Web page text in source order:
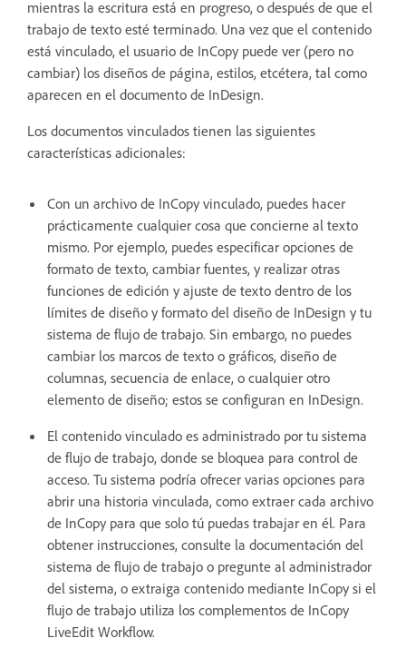
mientras la escritura está en progreso, o después de que el
trabajo de texto esté terminado. Una vez que el contenido
está vinculado, el usuario de InCopy puede ver (pero no
cambiar) los diseños de página, estilos, etcétera, tal como
aparecen en el documento de InDesign.
Los documentos vinculados tienen las siguientes
características adicionales:
Con un archivo de InCopy vinculado, puedes hacer
prácticamente cualquier cosa que concierne al texto
mismo. Por ejemplo, puedes especificar opciones de
formato de texto, cambiar fuentes, y realizar otras
funciones de edición y ajuste de texto dentro de los
límites de diseño y formato del diseño de InDesign y tu
sistema de flujo de trabajo. Sin embargo, no puedes
cambiar los marcos de texto o gráficos, diseño de
columnas, secuencia de enlace, o cualquier otro
elemento de diseño; estos se configuran en InDesign.
El contenido vinculado es administrado por tu sistema
de flujo de trabajo, donde se bloquea para control de
acceso. Tu sistema podría ofrecer varias opciones para
abrir una historia vinculada, como extraer cada archivo
de InCopy para que solo tú puedas trabajar en él. Para
obtener instrucciones, consulte la documentación del
sistema de flujo de trabajo o pregunte al administrador
del sistema, o extraiga contenido mediante InCopy si el
flujo de trabajo utiliza los complementos de InCopy
LiveEdit Workflow.